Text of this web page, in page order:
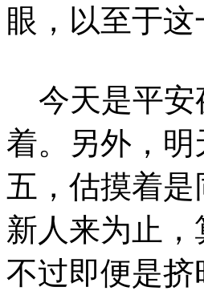
眼，以至于
今天是平安
着。另外，
五，估摸着
新人来为止
不过即便是